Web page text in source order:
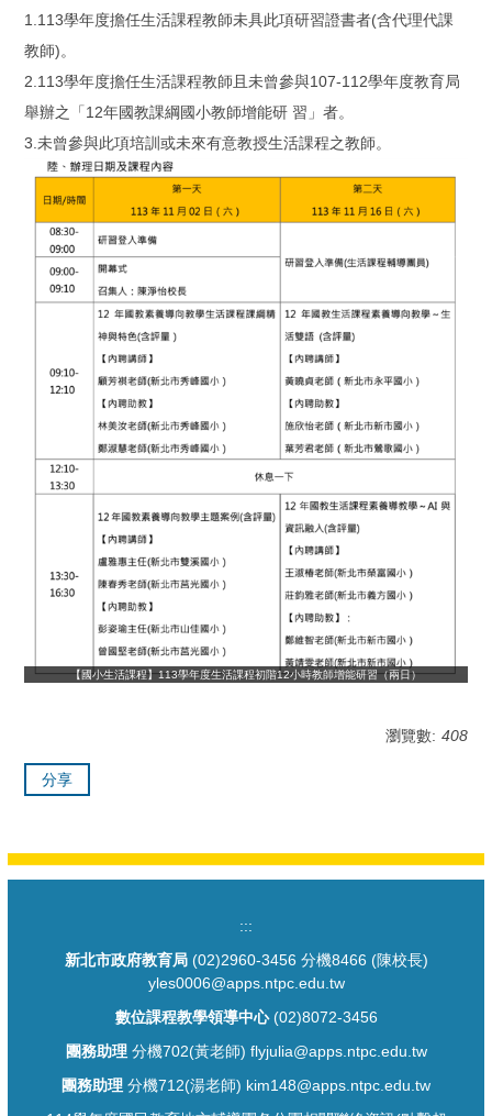
1.113學年度擔任生活課程教師未具此項研習證書者(含代理代課
教師)。
2.113學年度擔任生活課程教師且未曾參與107-112學年度教育局
舉辦之「12年國教課綱國小教師增能研 習」者。
3.未曾參與此項培訓或未來有意教授生活課程之教師。
【國小生活課程】113學年度生活課程初階12小時教師增能研習（兩日）
瀏覽數: 408
分享
:::
新北市政府教育局(02)2960-3456 分機8466 (陳校長)
yles0006@apps.ntpc.edu.tw
數位課程教學領導中心(02)8072-3456
團務助理分機702(黃老師) flyjulia@apps.ntpc.edu.tw
團務助理 分機712(湯老師) kim148@apps.ntpc.edu.tw